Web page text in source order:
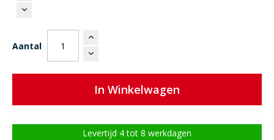
Aantal
In Winkelwagen
Levertijd 4 tot 8 werkdagen